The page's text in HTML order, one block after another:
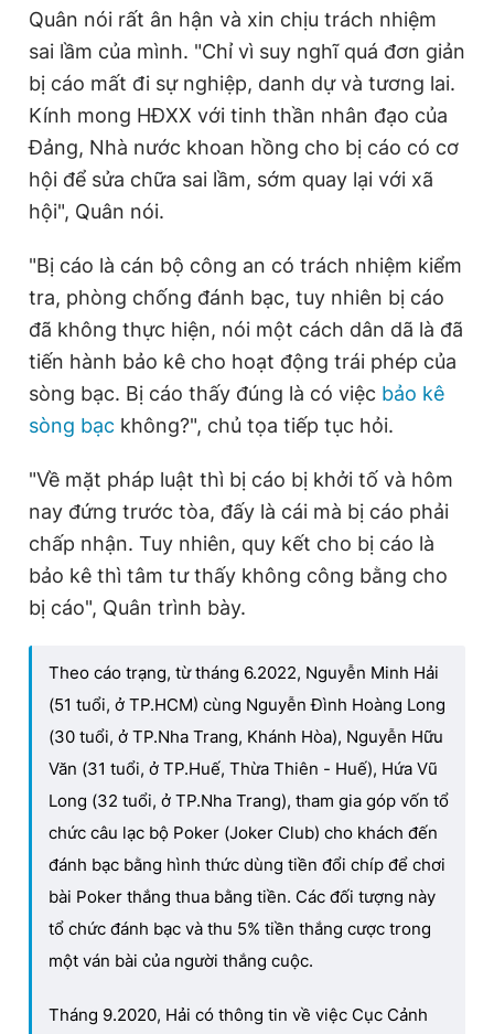
Quân nói rất ân hận và xin chịu trách nhiệm
sai lầm của mình. "Chỉ vì suy nghĩ quá đơn giản
bị cáo mất đi sự nghiệp, danh dự và tương lai.
Kính mong HĐXX với tinh thần nhân đạo của
Đảng, Nhà nước khoan hồng cho bị cáo có cơ
hội để sửa chữa sai lầm, sớm quay lại với xã
hội", Quân nói.
"Bị cáo là cán bộ công an có trách nhiệm kiểm
tra, phòng chống đánh bạc, tuy nhiên bị cáo
đã không thực hiện, nói một cách dân dã là đã
tiến hành bảo kê cho hoạt động trái phép của
sòng bạc. Bị cáo thấy đúng là có việc bảo kê
sòng bạc không?", chủ tọa tiếp tục hỏi.
"Về mặt pháp luật thì bị cáo bị khởi tố và hôm
nay đứng trước tòa, đấy là cái mà bị cáo phải
chấp nhận. Tuy nhiên, quy kết cho bị cáo là
bảo kê thì tâm tư thấy không công bằng cho
bị cáo", Quân trình bày.
Theo cáo trạng, từ tháng 6.2022, Nguyễn Minh Hải
(51 tuổi, ở TP.HCM) cùng Nguyễn Đình Hoàng Long
(30 tuổi, ở TP.Nha Trang, Khánh Hòa), Nguyễn Hữu
Văn (31 tuổi, ở TP.Huế, Thừa Thiên - Huế), Hứa Vũ
Long (32 tuổi, ở TP.Nha Trang), tham gia góp vốn tổ
chức câu lạc bộ Poker (Joker Club) cho khách đến
đánh bạc bằng hình thức dùng tiền đổi chíp để chơi
bài Poker thắng thua bằng tiền. Các đối tượng này
tổ chức đánh bạc và thu 5% tiền thắng cược trong
một ván bài của người thắng cuộc.
Tháng 9.2020, Hải có thông tin về việc Cục Cảnh